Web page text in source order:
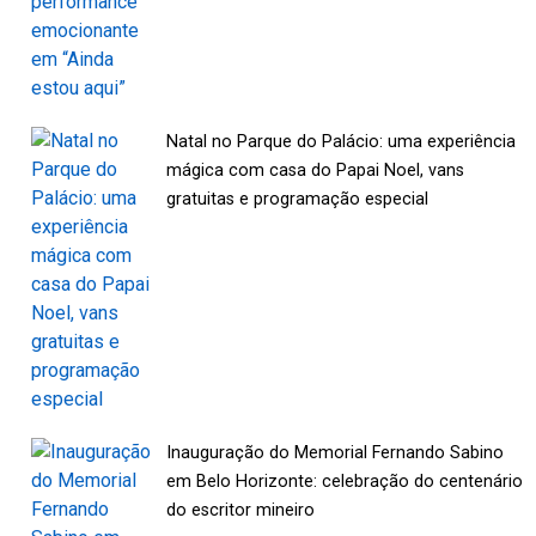
Natal no Parque do Palácio: uma experiência
mágica com casa do Papai Noel, vans
gratuitas e programação especial
Inauguração do Memorial Fernando Sabino
em Belo Horizonte: celebração do centenário
do escritor mineiro